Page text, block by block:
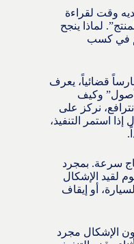
وقت لقراءة
لماذا ينجح
في كسب
قضائياً، يعرف
وكيف
نركز على
استمر التنفيذ،
سرعة. بمجرد
لقيد الإشكال
أو إيقاف
الإشكال مجرد